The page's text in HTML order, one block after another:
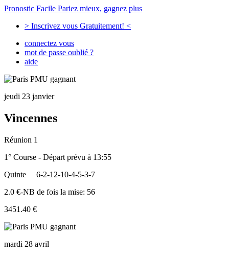
Pronostic Facile Pariez mieux, gagnez plus
> Inscrivez vous Gratuitement! <
connectez vous
mot de passe oublié ?
aide
jeudi 23 janvier
Vincennes
Réunion 1
1° Course - Départ prévu à 13:55
Quinte
6-2-12-10-4-5-3-7
2.0 €-NB de fois la mise: 56
3451.40 €
mardi 28 avril